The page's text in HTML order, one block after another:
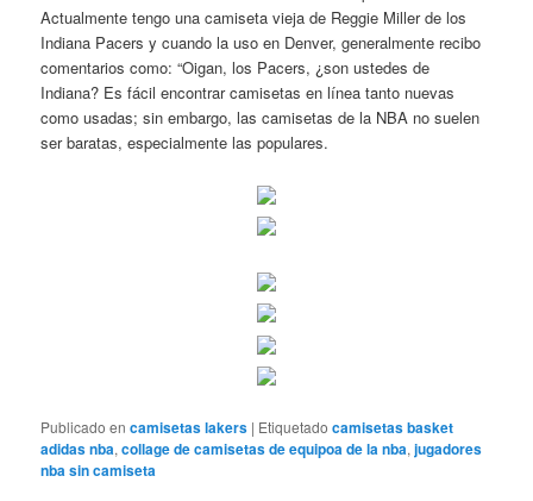
Actualmente tengo una camiseta vieja de Reggie Miller de los
Indiana Pacers y cuando la uso en Denver, generalmente recibo
comentarios como: “Oigan, los Pacers, ¿son ustedes de
Indiana? Es fácil encontrar camisetas en línea tanto nuevas
como usadas; sin embargo, las camisetas de la NBA no suelen
ser baratas, especialmente las populares.
Publicado en camisetas lakers | Etiquetado camisetas basket
adidas nba,collage de camisetas de equipoa de la nba,jugadores
nba sin camiseta